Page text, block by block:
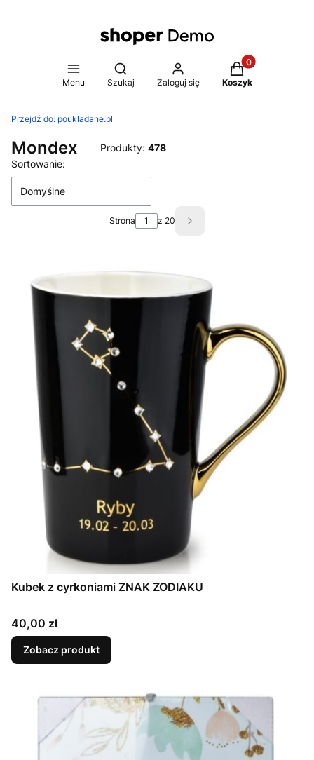
Menu
Otwórz wyszukiwarkę
Szukaj Zaloguj się
Produkty w
Koszyk
Przejdź do: poukladane.pl
Mondex Produkty: 478
Lista produktów
Sortowanie:
Domyślne
Strona z 20 Następne produkty
Kubek z cyrkoniami ZNAK ZODIAKU
Cena
40,00 zł
Zobacz produkt